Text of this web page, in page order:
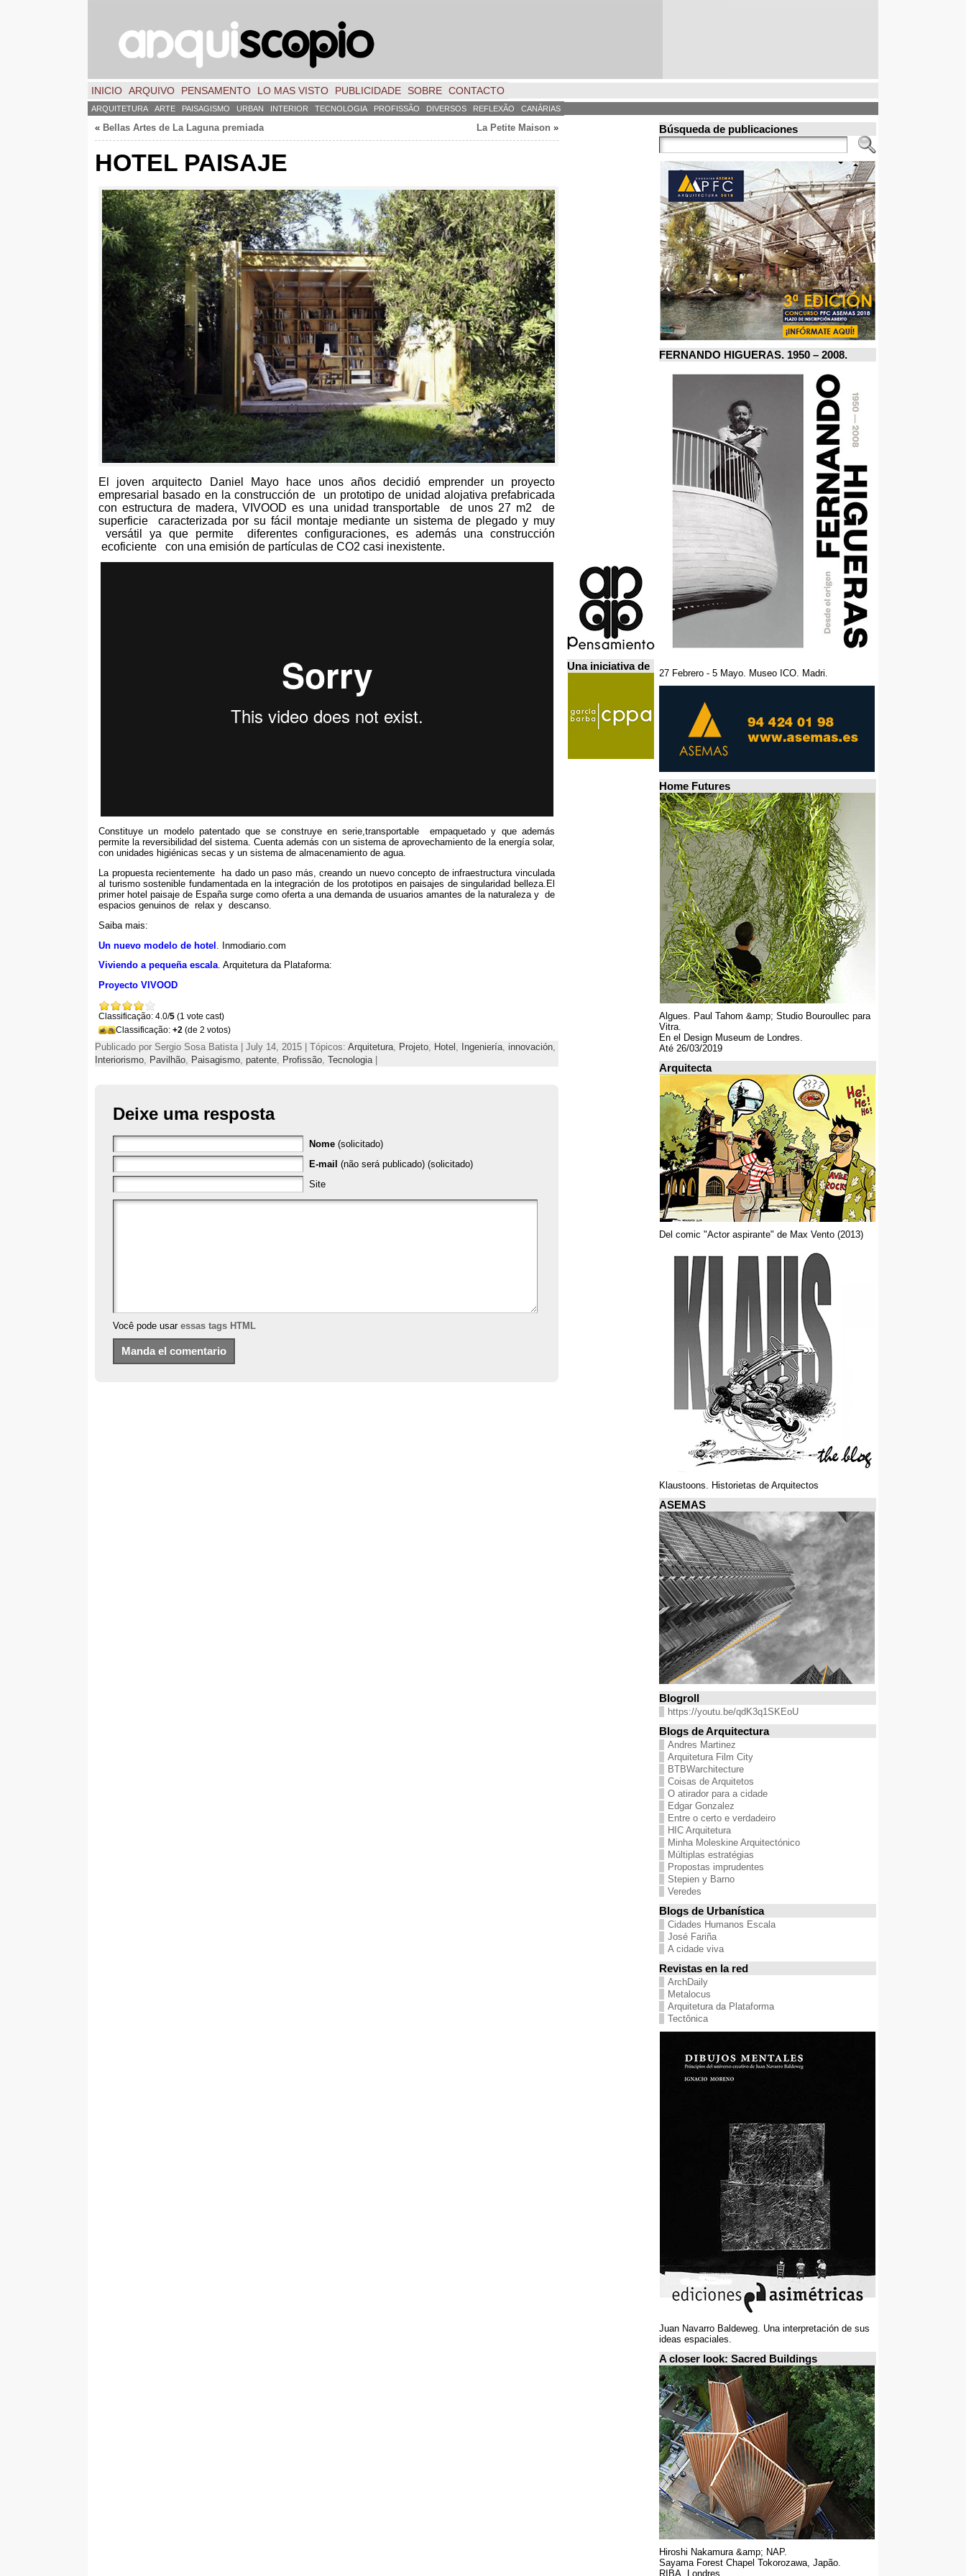
INICIO ARQUIVO PENSAMENTO LO MAS VISTO PUBLICIDADE SOBRE CONTACTO
ARQUITETURA ARTE PAISAGISMO URBAN INTERIOR TECNOLOGIA PROFISSÃO DIVERSOS REFLEXÃO CANÁRIAS
« Bellas Artes de La Laguna premiada La Petite Maison »
HOTEL PAISAJE
El joven arquitecto Daniel Mayo hace unos años decidió emprender un proyecto
empresarial basado en la construcción de un prototipo de unidad alojativa prefabricada
con estructura de madera, VIVOOD es una unidad transportable de unos 27 m2 de
superficie caracterizada por su fácil montaje mediante un sistema de plegado y muy
versátil ya que permite diferentes configuraciones,es además una construcción
ecoficiente con una emisión de partículas de CO2 casi inexistente.
Constituye un modelo patentado que se construye en serie,transportable empaquetado y que además
permite la reversibilidad del sistema. Cuenta además con un sistema de aprovechamiento de la energía solar,
con unidades higiénicas secas y un sistema de almacenamiento de agua.
La propuesta recientemente ha dado un paso más ,creando un nuevo concepto de infraestructura vinculada
al turismo sostenible fundamentada en la integración de los prototipos en paisajes de singularidad belleza.El
primer hotel paisaje de España surge como oferta a una demanda de usuarios amantes de la naturaleza y de
espacios genuinos de relax y descanso
Saiba mais:
Un nuevo modelo de hotel
Inmodiario.com
Viviendo a pequeña escala. Arquitetura da Plataforma:
Proyecto VIVOOD
Classificação: 4.0/5 (1 vote cast)
Classificação: +2 (de 2 votos)
Publicado por Sergio Sosa Batista | July 14, 2015 | Tópicos: Arquitetura Projeto Hotel Ingeniería innovación
Interiorismo
Pavilhão Paisagismo patente Profissão Tecnologia
Deixe uma resposta
Nome (solicitado)
E-mail (não será publicado) (solicitado)
Site
Você pode usar essas tags HTML
Una iniciativa de
Búsqueda de publicaciones
FERNANDO HIGUERAS. 1950 – 2008.
27 Febrero - 5 Mayo. Museo ICO. Madri.
Home Futures
Algues. Paul Tahom &amp; Studio Bouroullec para
Vitra.
En el Design Museum de Londres.
Até 26/03/2019
Arquitecta
Del comic "Actor aspirante" de Max Vento (2013)
Klaustoons. Historietas de Arquitectos
ASEMAS
Blogroll
https://youtu.be/qdK3q1SKEoU
Blogs de Arquitectura
Andres Martinez
Arquitetura Film City
BTBWarchitecture
Coisas de Arquitetos
O atirador para a cidade
Edgar Gonzalez
Entre o certo e verdadeiro
HIC Arquitetura
Minha Moleskine Arquitectónico
Múltiplas estratégias
Propostas imprudentes
Stepien y Barno
Veredes
Blogs de Urbanística
Cidades Humanos Escala
José Fariña
A cidade viva
Revistas en la red
ArchDaily
Metalocus
Arquitetura da Plataforma
Tectônica
Juan Navarro Baldeweg. Una interpretación de sus
ideas espaciales.
A closer look: Sacred Buildings
Hiroshi Nakamura &amp; NAP.
Sayama Forest Chapel Tokorozawa, Japão.
RIBA, Londres.